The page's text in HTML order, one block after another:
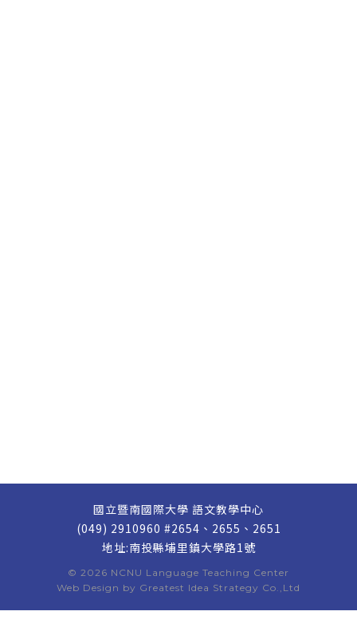
國立暨南國際大學 語文教學中心
(049) 2910960 #2654、2655、2651
地址:南投縣埔里鎮大學路1號
© 2026 NCNU Language Teaching Center
Web Design by Greatest Idea Strategy Co.,Ltd